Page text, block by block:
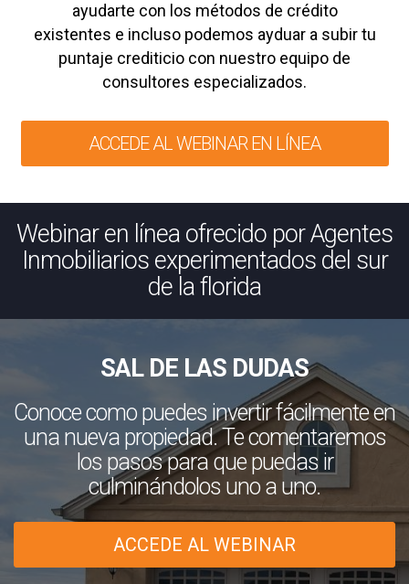
ayudarte con los métodos de crédito
existentes e incluso podemos ayduar a subir tu
puntaje crediticio con nuestro equipo de
consultores especializados.
ACCEDE AL WEBINAR EN LÍNEA
Webinar en línea ofrecido por Agentes
Inmobiliarios experimentados del sur
de la florida
SAL DE LAS DUDAS
Conoce como puedes invertir fácilmente en
una nueva propiedad. Te comentaremos
los pasos para que puedas ir
culminándolos uno a uno.
ACCEDE AL WEBINAR